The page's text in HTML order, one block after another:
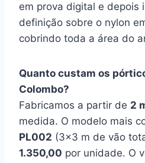
em prova digital e depois
definição sobre o nylon
cobrindo toda a área do
Quanto custam os
Colombo?
Fabricamos a partir de 2
medida. O modelo mais
PL002 (3×3 m de vão
1.350,00 por unidade. O